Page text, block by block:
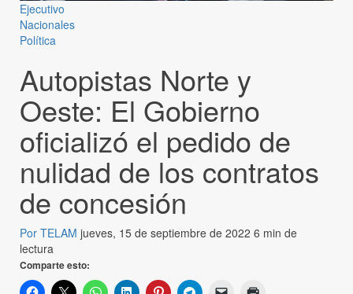
Ejecutivo
Nacionales
Política
Autopistas Norte y
Oeste: El Gobierno
oficializó el pedido de
nulidad de los contratos
de concesión
Por TELAM jueves, 15 de septiembre de 2022 6 min de
lectura
Comparte esto: